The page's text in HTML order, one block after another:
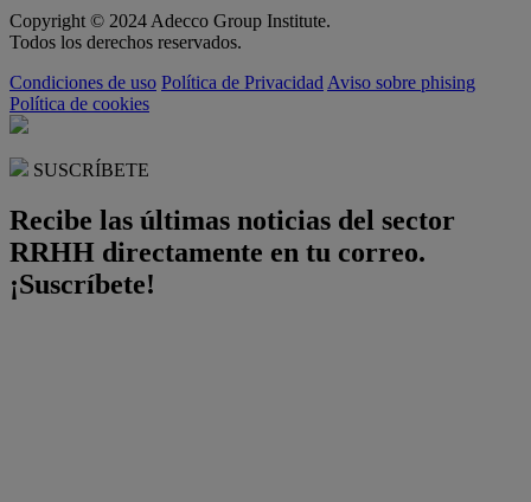
Copyright © 2024 Adecco Group Institute.
Todos los derechos reservados.
Condiciones de uso Política de Privacidad Aviso sobre phising
Política de cookies
SUSCRÍBETE
Recibe las últimas noticias del sector
RRHH directamente en tu correo.
¡Suscríbete!